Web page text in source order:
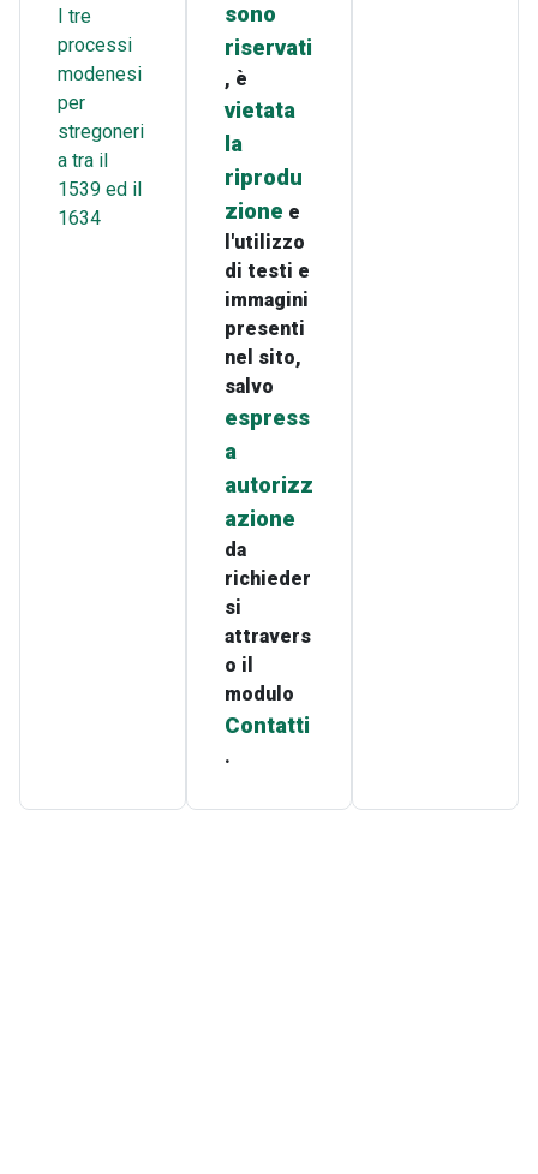
I tre
processi
modenesi
per
stregoneri
a tra il
1539 ed il
1634
sono
riservati
, è
vietata
la
riprodu
zione e
l'utilizzo
di testi e
immagini
presenti
nel sito,
salvo
espress
a
autorizz
azione
da
richieder
si
attravers
o il
modulo
Contatti
.